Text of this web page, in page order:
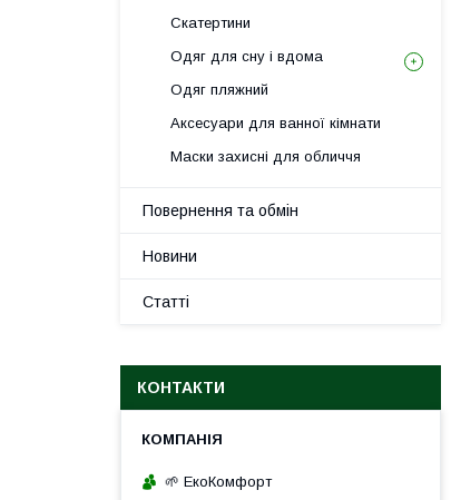
Скатертини
Одяг для сну і вдома
Одяг пляжний
Аксесуари для ванної кімнати
Маски захисні для обличчя
Повернення та обмін
Новини
Статті
КОНТАКТИ
🌱 ЕкоКомфорт